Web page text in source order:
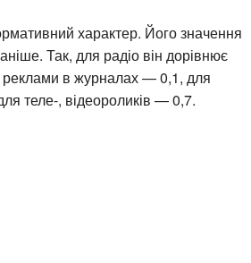
характер. Його значення
Так, для радіо він дорівнює
реклами в журналах — 0,1, для
теле-, відеороликів — 0,7.